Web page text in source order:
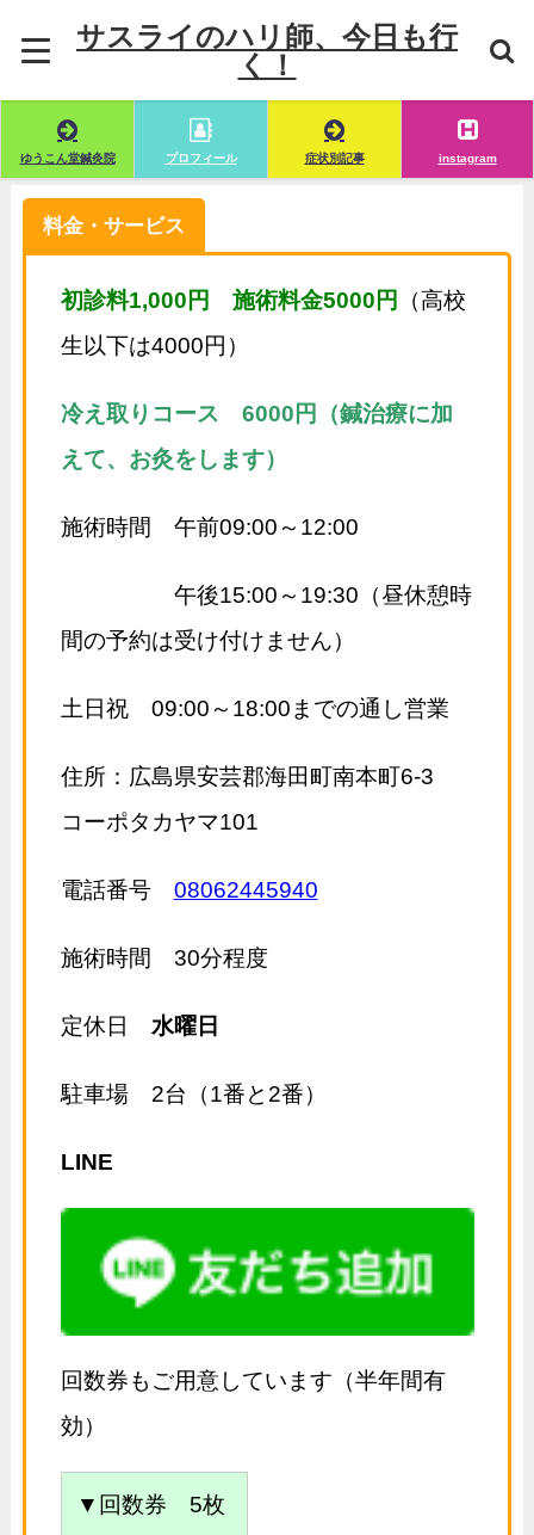
サスライのハリ師、今日も行
く！
ゆうこん堂鍼灸院 プロフィール 症状別記事 instagram
料金・サービス
初診料1,000円 施術料金5000円
（高校
生以下は4000円）
冷え取りコース 6000円（鍼治療に加
えて、お灸をします）
施術時間 午前09:00～12:00
午後15:00～19:30（昼休憩時
間の予約は受け付けません）
土日祝 09:00～18:00までの通し営業
住所：広島県安芸郡海田町南本町6-3
コーポタカヤマ101
電話番号 08062445940
施術時間 30分程度
定休日 水曜日
駐車場 2台（1番と2番）
LINE
回数券もご用意しています（半年間有
効）
▼回数券 5枚